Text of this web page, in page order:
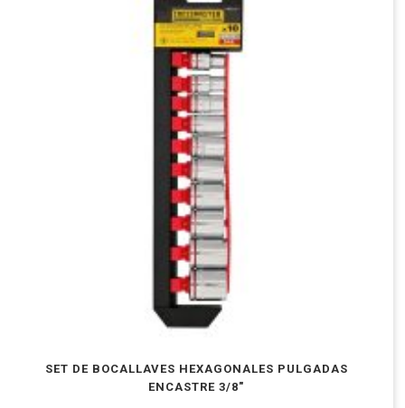
SET DE BOCALLAVES HEXAGONALES PULGADAS
ENCASTRE 3/8″